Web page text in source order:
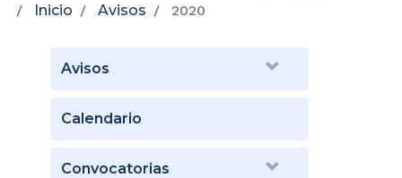
Inicio
Avisos 2020
Avisos
Calendario
Convocatorias